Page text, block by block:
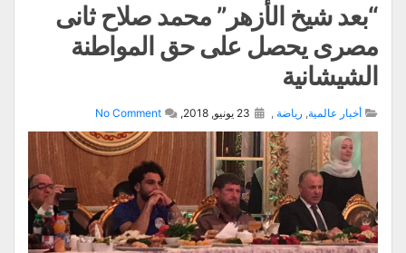
“بعد شيخ الأزهر” محمد صلاح ثانى
مصرى يحصل على حق المواطنة
الشيشانية
أخبار عالمية, رياضة ,
No Comment